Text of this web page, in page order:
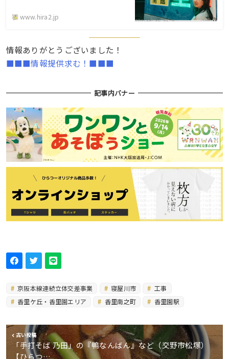
www.hira2.jp
情報ありがとうございました！
■■■情報提供求む！■■■
記事内バナー
京阪本線連続立体交差事業 寝屋川市
工事
香里ケ丘・香里園エリア
香里南之町 香里園駅
古い投稿
「手打そば 乃田」の『鴨なんばん』など（交野市松塚）
【ひらつ…